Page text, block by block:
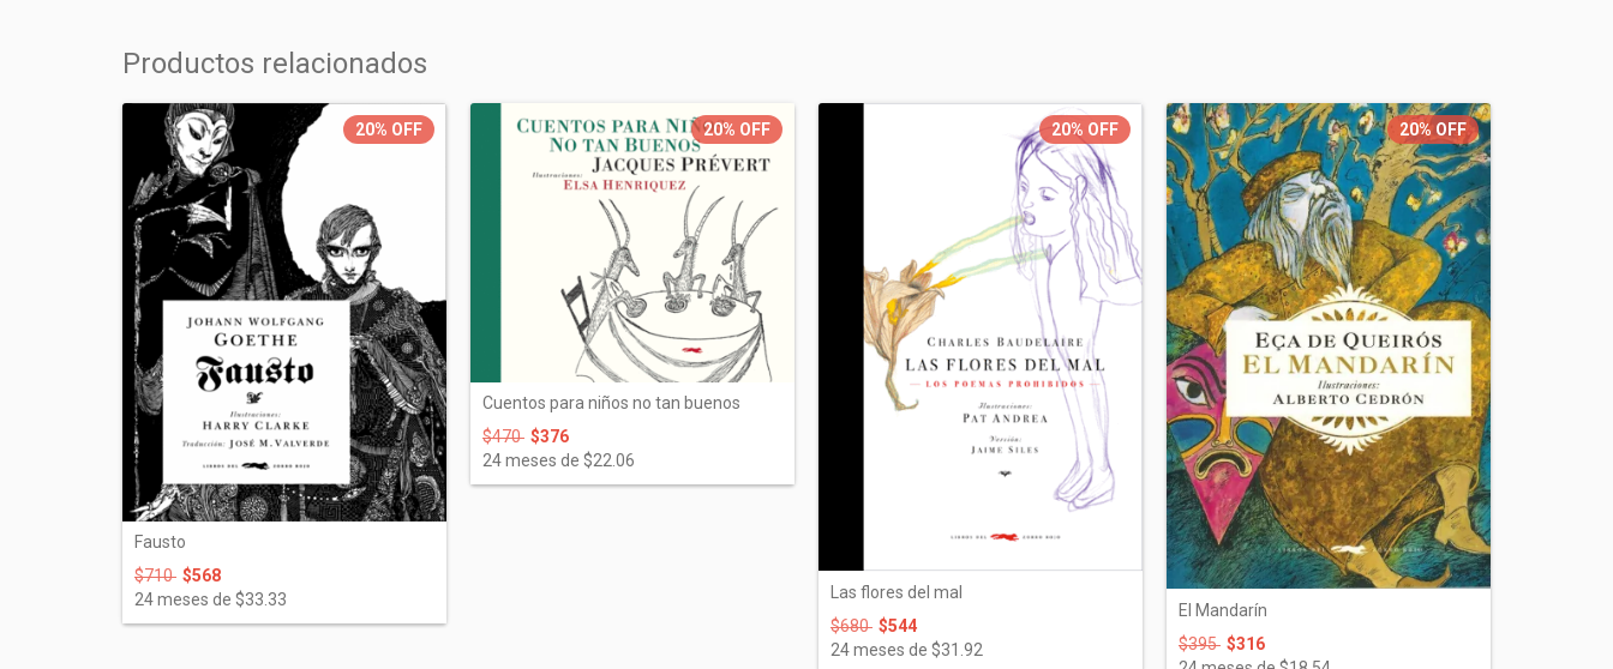
Productos relacionados
20% OFF
Fausto
$710 $568
24meses de $33.33
20% OFF
Cuentos para niños no tan buenos
$470 $376
24meses de $22.06
20% OFF
Las flores del mal
$680 $544
24meses de $31.92
20%OFF
El Mandarín
$395 $316